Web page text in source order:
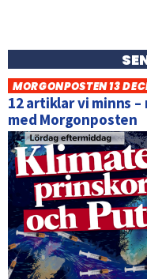
MORGONPOSTEN 13
12 artiklar vi minns
med Morgonposten